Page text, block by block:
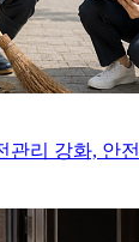
관리 강화, 안